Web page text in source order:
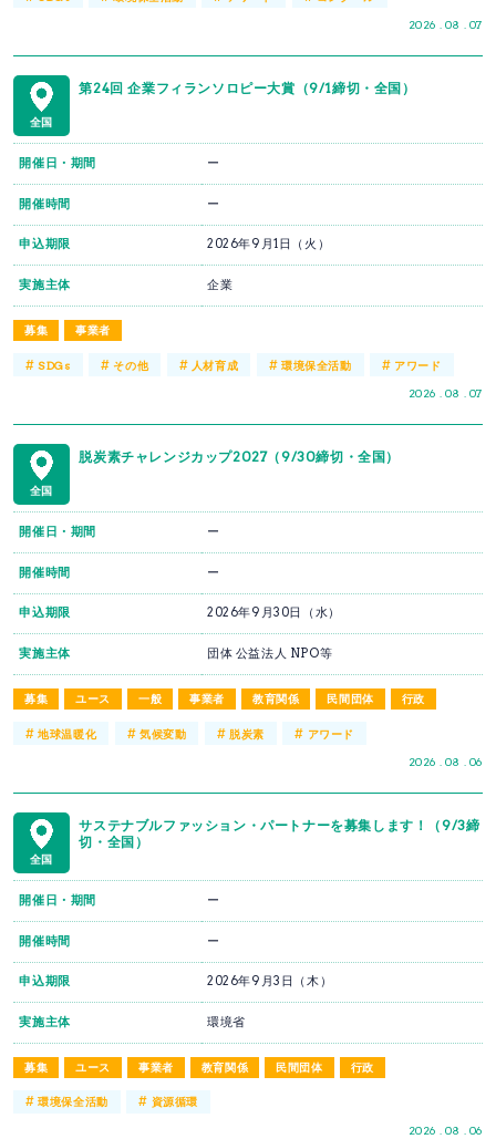
2026 . 08 . 07
全国
第24回 企業フィランソロピー大賞（9/1締切・全国）
募集 事業者
2026 . 08 . 07
開催日・期間 ー
開催時間 ー
申込期限 2026年9月1日（火）
実施主体 企業
#SDGs #その他 # 人材育成 # 環境保全活動 # アワード
全国
脱炭素チャレンジカップ2027（9/30締切・全国）
募集 ユース 一般 事業者 教育関係 民間団体 行政
2026 . 08 . 06
開催日・期間 ー
開催時間 ー
申込期限 2026年9月30日（水）
実施主体 団体 公益法人 NPO等
#地球温暖化 # 気候変動 # 脱炭素 # アワード
全国
サステナブルファッション・パートナーを募集します！（9/3締
切・全国）
募集 ユース 事業者 教育関係 民間団体 行政
2026 . 08 . 06
開催日・期間 ー
開催時間 ー
申込期限 2026年9月3日（木）
実施主体 環境省
#環境保全活動 # 資源循環